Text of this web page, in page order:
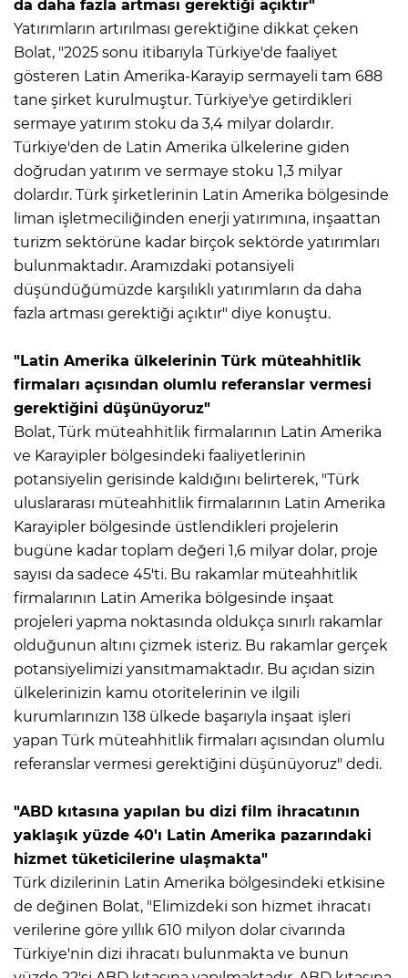
da daha fazla artması gerektiği açıktır"
Yatırımların artırılması gerektiğine dikkat çeken
Bolat, "2025 sonu itibarıyla Türkiye'de faaliyet
gösteren Latin Amerika-Karayip sermayeli tam 688
tane şirket kurulmuştur. Türkiye'ye getirdikleri
sermaye yatırım stoku da 3,4 milyar dolardır.
Türkiye'den de Latin Amerika ülkelerine giden
doğrudan yatırım ve sermaye stoku 1,3 milyar
dolardır. Türk şirketlerinin Latin Amerika bölgesinde
liman işletmeciliğinden enerji yatırımına, inşaattan
turizm sektörüne kadar birçok sektörde yatırımları
bulunmaktadır. Aramızdaki potansiyeli
düşündüğümüzde karşılıklı yatırımların da daha
fazla artması gerektiği açıktır" diye konuştu.
"Latin Amerika ülkelerinin Türk müteahhitlik
firmaları açısından olumlu referanslar vermesi
gerektiğini düşünüyoruz"
Bolat, Türk müteahhitlik firmalarının Latin Amerika
ve Karayipler bölgesindeki faaliyetlerinin
potansiyelin gerisinde kaldığını belirterek, "Türk
uluslararası müteahhitlik firmalarının Latin Amerika
Karayipler bölgesinde üstlendikleri projelerin
bugüne kadar toplam değeri 1,6 milyar dolar, proje
sayısı da sadece 45'ti. Bu rakamlar müteahhitlik
firmalarının Latin Amerika bölgesinde inşaat
projeleri yapma noktasında oldukça sınırlı rakamlar
olduğunun altını çizmek isteriz. Bu rakamlar gerçek
potansiyelimizi yansıtmamaktadır. Bu açıdan sizin
ülkelerinizin kamu otoritelerinin ve ilgili
kurumlarınızın 138 ülkede başarıyla inşaat işleri
yapan Türk müteahhitlik firmaları açısından olumlu
referanslar vermesi gerektiğini düşünüyoruz" dedi.
"ABD kıtasına yapılan bu dizi film ihracatının
yaklaşık yüzde 40'ı Latin Amerika pazarındaki
hizmet tüketicilerine ulaşmakta"
Türk dizilerinin Latin Amerika bölgesindeki etkisine
de değinen Bolat, "Elimizdeki son hizmet ihracatı
verilerine göre yıllık 610 milyon dolar civarında
Türkiye'nin dizi ihracatı bulunmakta ve bunun